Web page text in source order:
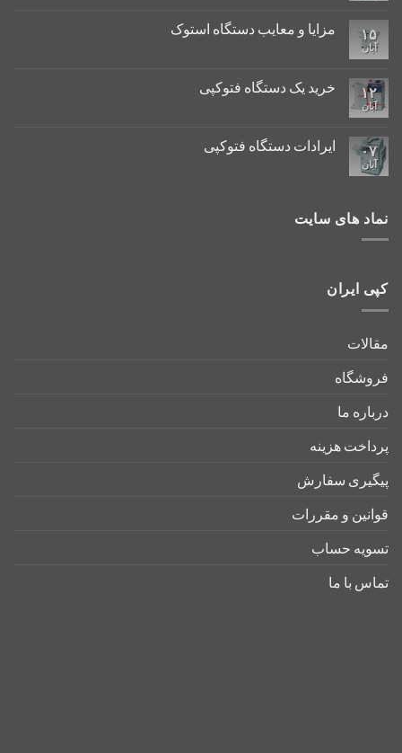
۱۵
آبان
مزایا و معایب دستگاه استوک
۱۲
آبان
خرید یک دستگاه فتوکپی
۰۷
آبان
ایرادات دستگاه فتوکپی
نماد های سایت
کپی ایران
مقالات
فروشگاه
درباره ما
پرداخت هزینه
پیگیری سفارش
قوانین و مقررات
تسویه حساب
تماس با ما